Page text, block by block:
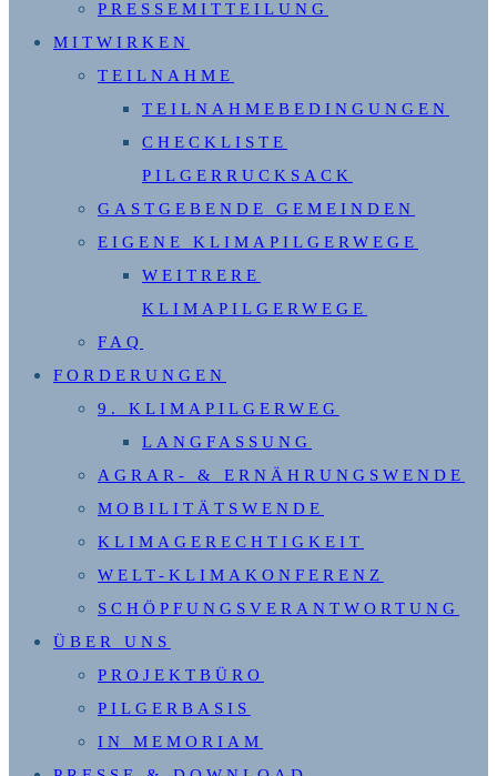
PRESSEMITTEILUNG
MITWIRKEN
TEILNAHME
TEILNAHMEBEDINGUNGEN
CHECKLISTE
PILGERRUCKSACK
GASTGEBENDE GEMEINDEN
EIGENE KLIMAPILGERWEGE
WEITRERE
KLIMAPILGERWEGE
FAQ
FORDERUNGEN
9. KLIMAPILGERWEG
LANGFASSUNG
AGRAR- & ERNÄHRUNGSWENDE
MOBILITÄTSWENDE
KLIMAGERECHTIGKEIT
WELT-KLIMAKONFERENZ
SCHÖPFUNGSVERANTWORTUNG
ÜBER UNS
PROJEKTBÜRO
PILGERBASIS
IN MEMORIAM